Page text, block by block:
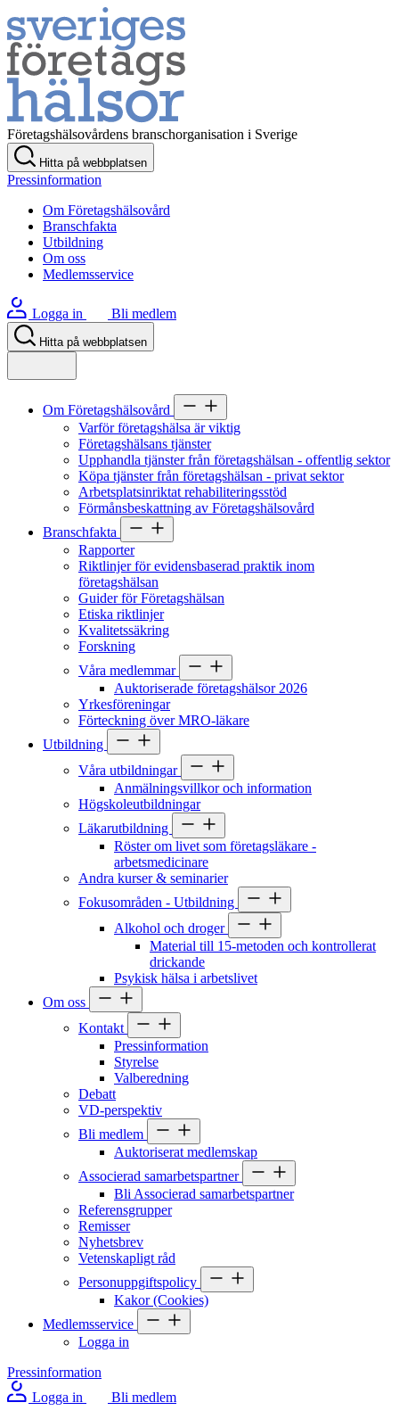
Företagshälsovårdens branschorganisation i Sverige
Hitta på webbplatsen
Pressinformation
Om Företagshälsovård
Branschfakta
Utbildning
Om oss
Medlemsservice
Logga in Bli medlem
Hitta på webbplatsen
Om Företagshälsovård
Varför företagshälsa är viktig
Företagshälsans tjänster
Upphandla tjänster från företagshälsan - offentlig sektor
Köpa tjänster från företagshälsan - privat sektor
Arbetsplatsinriktat rehabiliteringsstöd
Förmånsbeskattning av Företagshälsovård
Branschfakta
Rapporter
Riktlinjer för evidensbaserad praktik inom
företagshälsan
Guider för Företagshälsan
Etiska riktlinjer
Kvalitetssäkring
Forskning
Våra medlemmar
Auktoriserade företagshälsor 2026
Yrkesföreningar
Förteckning över MRO-läkare
Utbildning
Våra utbildningar
Anmälningsvillkor och information
Högskoleutbildningar
Läkarutbildning
Röster om livet som företagsläkare -
arbetsmedicinare
Andra kurser & seminarier
Fokusområden - Utbildning
Alkohol och droger
Material till 15-metoden och kontrollerat
drickande
Psykisk hälsa i arbetslivet
Om oss
Kontakt
Pressinformation
Styrelse
Valberedning
Debatt
VD-perspektiv
Bli medlem
Auktoriserat medlemskap
Associerad samarbetspartner
Bli Associerad samarbetspartner
Referensgrupper
Remisser
Nyhetsbrev
Vetenskapligt råd
Personuppgiftspolicy
Kakor (Cookies)
Medlemsservice
Logga in
Pressinformation
Logga in
Bli medlem